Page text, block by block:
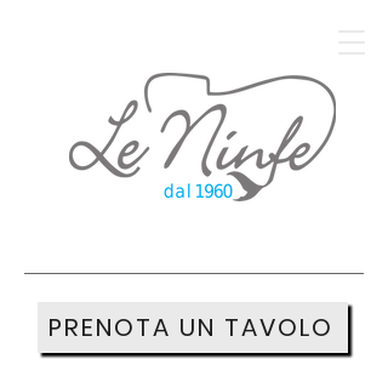
PRENOTA UN TAVOLO